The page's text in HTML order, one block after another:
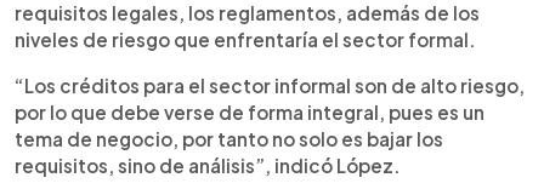
requisitos legales, los reglamentos, además de los
niveles de riesgo que enfrentaría el sector formal.
“Los créditos para el sector informal son de alto riesgo,
por lo que debe verse de forma integral, pues es un
tema de negocio, por tanto no solo es bajar los
requisitos, sino de análisis”, indicó López.